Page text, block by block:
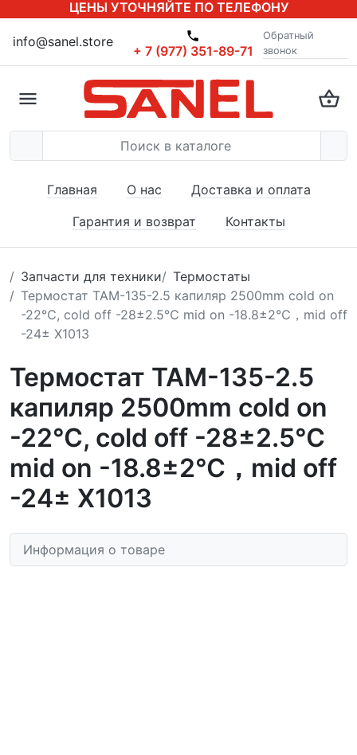
ЦЕНЫ УТОЧНЯЙТЕ ПО ТЕЛЕФОНУ
info@sanel.store
+ 7 (977) 351-89-71
Обратный
звонок
Главная О нас
Доставка и оплата
Гарантия и возврат
Контакты
Запчасти для техники
Термостаты
Термостат ТАМ-135-2.5 капиляр 2500mm cold on
-22℃, cold off -28±2.5℃ mid on -18.8±2℃，mid off
-24± Х1013
Термостат ТАМ-135-2.5
капиляр 2500mm cold on
-22℃, cold off -28±2.5℃
mid on -18.8±2℃，mid off
-24± Х1013
Информация о товаре